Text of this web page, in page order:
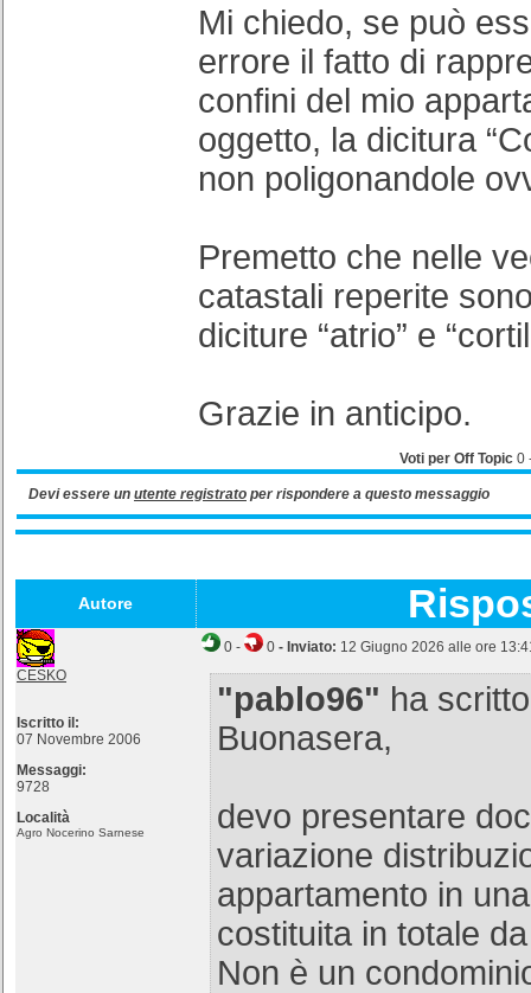
Mi chiedo, se può
errore il fatto di
confini del mio
oggetto, la dicitura
non poligonandole
Premetto che nelle
catastali reperite
diciture “atrio” e
Grazie in anticipo.
Voti per Off Topic 0
Devi essere un utente registrato per rispondere a questo messaggio
Autore
CESKO
Iscritto il:
07 Novembre 2006
Messaggi:
9728
Località
Agro Nocerino Sarnese
0 - 0 - Inviato: 12 Giugno 2026 alle ore
"pablo96" ha
Buonasera,
devo presentare
variazione
appartamento in
costituita in totale
Non è un